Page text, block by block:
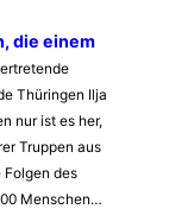
die einem
Thüringen Ilja
nur ist es her,
Truppen aus
Folgen des
Menschen…